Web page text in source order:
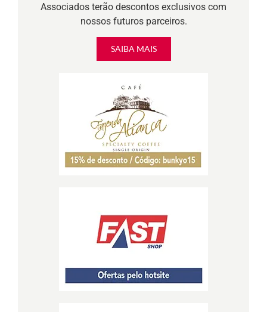
Associados terão descontos exclusivos com
nossos futuros parceiros.
SAIBA MAIS